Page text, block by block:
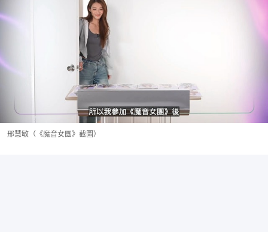
邢慧敏（《魔音女團》截圖）